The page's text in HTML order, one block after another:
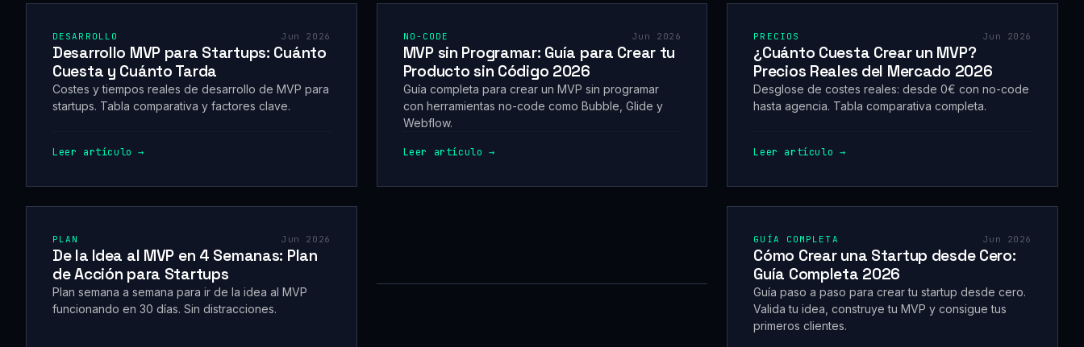
DESARROLLO Jun 2026
Desarrollo MVP para Startups: Cuánto
Cuesta y Cuánto Tarda
Costes y tiempos reales de desarrollo de MVP para
startups. Tabla comparativa y factores clave.
Leer artículo →
NO-CODE Jun 2026
MVP sin Programar: Guía para Crear tu
Producto sin Código 2026
Guía completa para crear un MVP sin programar
con herramientas no-code como Bubble, Glide y
Webflow.
Leer artículo →
PRECIOS Jun 2026
¿Cuánto Cuesta Crear un MVP?
Precios Reales del Mercado 2026
Desglose de costes reales: desde 0€ con no-code
hasta agencia. Tabla comparativa completa.
Leer artículo →
PLAN Jun 2026
De la Idea al MVP en 4 Semanas: Plan
de Acción para Startups
Plan semana a semana para ir de la idea al MVP
funcionando en 30 días. Sin distracciones.
GUÍA COMPLETA Jun 2026
Cómo Crear una Startup desde Cero:
Guía Completa 2026
Guía paso a paso para crear tu startup desde cero.
Valida tu idea, construye tu MVP y consigue tus
primeros clientes.